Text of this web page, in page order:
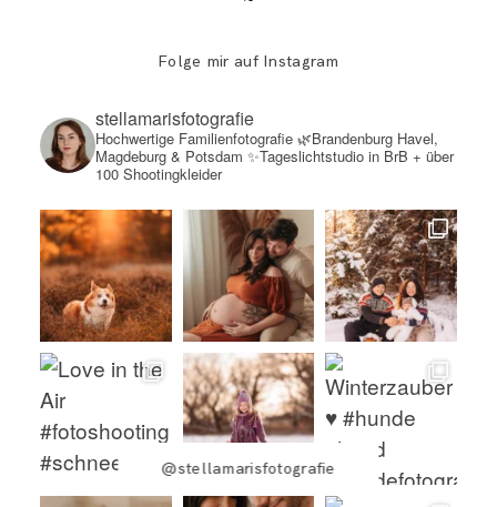
Folge mir auf Instagram
@stellamarisfotografie
stellamarisfotografie
Hochwertige Familienfotografie🌿Brandenburg Havel,
Magdeburg & Potsdam ✨Tageslichtstudio in BrB + über
100 Shootingkleider